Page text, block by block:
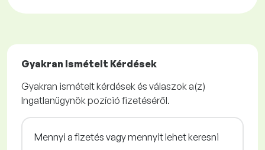
Gyakran Ismételt Kérdések
Gyakran ismételt kérdések és válaszok a(z)
Ingatlanügynök pozíció fizetéséről.
Mennyi a fizetés vagy mennyit lehet keresni